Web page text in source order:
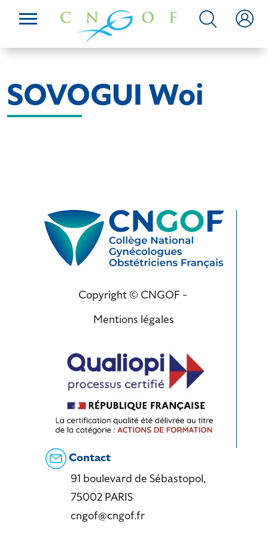
SOVOGUI Woi
Copyright © CNGOF -
Mentions légales
Contact
91 boulevard de Sébastopol,
75002 PARIS
cngof@cngof.fr